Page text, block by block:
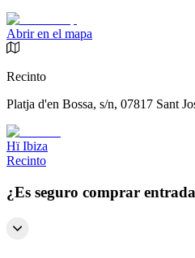
Abrir en el mapa
Recinto
Platja d'en Bossa, s/n, 07817 Sant
Hï Ibiza
Recinto
¿Es seguro comprar